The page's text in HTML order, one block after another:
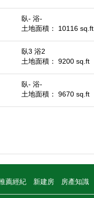
臥- 浴-
土地面積： 10116 sq.ft
臥3 浴2
土地面積： 9200 sq.ft
臥- 浴-
土地面積： 9670 sq.ft
薦經紀 新建房 房產知識